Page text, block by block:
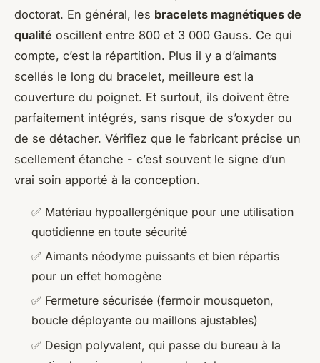
doctorat. En général, les bracelets magnétiques de
qualité oscillent entre 800 et 3 000 Gauss. Ce qui
compte, c’est la répartition. Plus il y a d’aimants
scellés le long du bracelet, meilleure est la
couverture du poignet. Et surtout, ils doivent être
parfaitement intégrés, sans risque de s’oxyder ou
de se détacher. Vérifiez que le fabricant précise un
scellement étanche - c’est souvent le signe d’un
vrai soin apporté à la conception.
✅ Matériau hypoallergénique pour une utilisation
quotidienne en toute sécurité
✅ Aimants néodyme puissants et bien répartis
pour un effet homogène
✅ Fermeture sécurisée (fermoir mousqueton,
boucle déployante ou maillons ajustables)
✅ Design polyvalent, qui passe du bureau à la